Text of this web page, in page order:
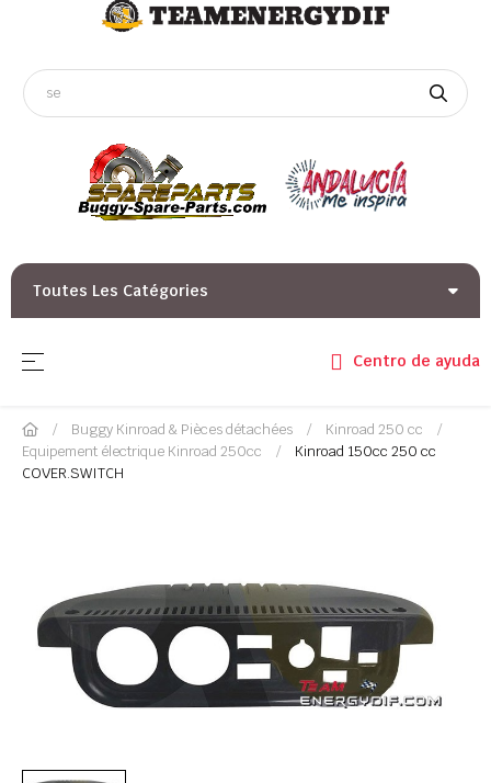
Toutes Les Catégories
Basculer la navigation
☰ Centro de ayuda
Buggy Kinroad & Pièces détachées
Kinroad 250 cc
Equipement électrique Kinroad 250cc
Kinroad 150cc 250 cc
COVER.SWITCH